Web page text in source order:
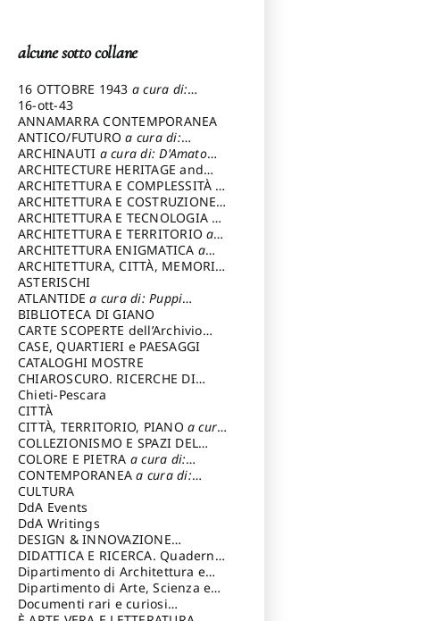
alcune sotto collane
16 OTTOBRE 1943 a cura di:
Pezzetti Marcello
16-ott-43
ANNAMARRA CONTEMPORANEA
ANTICO/FUTUROa cura di:
Varagnoli Claudio
ARCHINAUTI a cura di: D'Amato
Claudio
ARCHITECTURE HERITAGE and
DESIGN
ARCHITETTURA E COMPLESSITÀ a
cura di: Piva Antonio
ARCHITETTURA E COSTRUZIONEa
cura di: Poretti Sergio
ARCHITETTURA E TECNOLOGIA a
cura di: Carrara Gianfranco
ARCHITETTURA E TERRITORIOa
cura di: Pietrogrande Enrico
ARCHITETTURA ENIGMATICA a
cura di: Lenci Ruggero
ARCHITETTURA, CITTÀ, MEMORIA
a cura di: Valeriani Enrico
ASTERISCHI
ATLANTIDEa cura di: Puppi
Lionello
BIBLIOTECA DI GIANO
CARTE SCOPERTE dell’Archivio
Storico Capitolino
CASE, QUARTIERI e PAESAGGI
CATALOGHI MOSTRE
CHIAROSCURO. RICERCHE DI
STORIA E STORIA DELL'ARTE
cura di: Di Carpegna Falconieri
Tommaso
Chieti-Pescara
CITTÀ
CITTÀ, TERRITORIO, PIANO a cura
di: Imbesi Giuseppe
COLLEZIONISMO E SPAZI DEL
COLLEZIONISMO a cura di:
Magnani Lauro
COLORE E PIETRA a cura di:
Selvaggi Giuseppe
CONTEMPORANEAa cura di:
Gubinelli Luna
CULTURA
DdA Events
DdA Writings
DESIGN & INNOVAZIONE
TECNOLOGICAa cura di: Vallicelli
Andrea
DIDATTICA E RICERCA. Quaderni
della Scuola
Dipartimento di Architettura e
Analisi della Città Mediterranea
Dipartimento di Arte, Scienza e
Tecnica del Costuire
Documenti rari e curiosi